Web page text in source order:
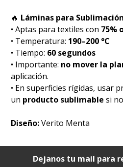
🔥 Láminas para Sublimación
• Aptas para textiles con 75%
• Temperatura: 190–200 °C
• Tiempo: 60 segundos
• Importante: no mover la
aplicación.
• En superficies rígidas, usar
un producto sublimable si
Diseño:Verito Menta
Dejanos tu mail para